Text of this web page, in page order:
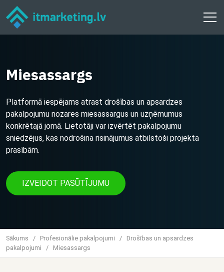
Miesassargs
Platformā iespējams atrast drošības un apsardzes
pakalpojumu nozares miesassargus un uzņēmumus
konkrētajā jomā. Lietotāji var izvērtēt pakalpojumu
sniedzējus, kas nodrošina risinājumus atbilstoši projekta
prasībām.
IZVEIDOT PASŪTĪJUMU
Sākums / Profesionālie pakalpojumi /
Drošības un apsardzes
pakalpojumi
/ Miesassargs